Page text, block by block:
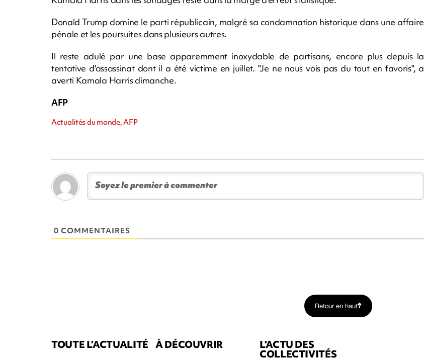
Donald Trump domine le parti républicain, malgré sa condamnation historique dans une affaire
pénale et les poursuites dans plusieurs autres.
Il reste adulé par une base apparemment inoxydable de partisans, encore plus depuis la
tentative d'assassinat dont il a été victime en juillet. "Je ne nous vois pas du tout en favoris", a
averti Kamala Harris dimanche.
AFP
Actualités du monde, AFP
0 COMMENTAIRES
Retour en haut
TOUTE L’ACTUALITÉ À DÉCOUVRIR L’ACTU DES
COLLECTIVITÉS